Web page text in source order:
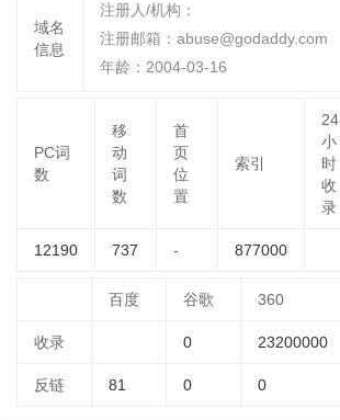
域名
信息
注册人/机构：
注册邮箱：abuse@godaddy.com
年龄：2004-03-16
PC词
数
移
动
词
数
首
页
位
置
索引
24
小
时
收
录
12190 737 - 877000
百度 谷歌 360
收录 0 23200000
反链 81 0 0